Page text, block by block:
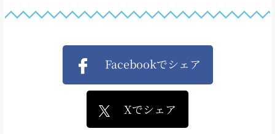
Facebookでシェア
Xでシェア